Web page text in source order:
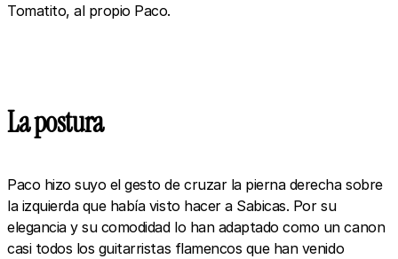
Tomatito, al propio Paco.
La postura
Paco hizo suyo el gesto de cruzar la pierna derecha sobre
la izquierda que había visto hacer a Sabicas. Por su
elegancia y su comodidad lo han adaptado como un canon
casi todos los guitarristas flamencos que han venido